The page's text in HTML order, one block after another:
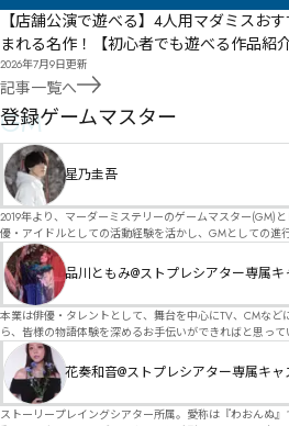
【店舗公演で遊べる】4人用マダミスお
まれる名作！【初心者でも遊べる作品紹介
2026年7月9日更新
記事一覧へ
GM
登録ゲームマスター
星乃圭吾
2019年より、マーダーミステリーのゲームマスター(GM)として
優・アイドルとしての活動経験を活かし、GMとしての進
ら、お客様に物語の世界へ入り込んでいただくような演出・
身でも作品制作を行っているので、作家さんが作品に込
品の魅力をお客様に届けられるような公演を心がけています。 参加してくださる皆様がど
ディングを迎えるのか、どんな物語が生まれるのかを想
に大好きです！ 対応可能作品は、オフライン（対面）作品のみとなります。 得意分野をひとつ挙げ
るなら恋愛もの（恋愛要素を含むシナリオ）ですが、フ
ジャンルを問わず幅広く対応可能です！お任せください！ 《所属団体・店舗》 ★ Lanbelysma -ラン
ビリズマ- (代表・制作・GM) ★ ストーリープレイングシアター (GM) ★ フィネガンズ ウェイク
(GM)
品川ともみ@ストプレシアター専属キ
本業は俳優・タレントとして、舞台を中心にTV、CMなどに出演していま
ら、皆様の物語体験を深めるお手伝いができればと思っています。 https://x.com/
s=11 活動内容はSNSにて投稿しています。 SPT所属。 ストーリープレイングシアター「星詠みの
標」にてGMデビュー。 ボードゲーム×体感型演劇 イマ
演中。
花奏和音@ストプレシアター専属キャ
ストーリープレイングシアター所属。愛称は『わおんぬ